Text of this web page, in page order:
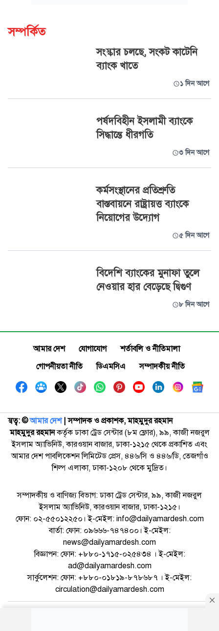
সম্পর্কিত
সংস্কার চলছে, সংকট কাটেনি
ব্যাংক খাতে
১ দিন আগে
পর্ষদবিহীন ইসলামী ব্যাংকে
সিদ্ধান্তে ধীরগতি
৩ দিন আগে
কর্মসংস্থানের প্রতিশ্রুতি
বাস্তবায়নে রাষ্ট্রায়ত্ত ব্যাংকে
নিয়োগের উদ্যোগ
৫ দিন আগে
বিদেশি ব্যাংকের মুনাফা তুলে
নেওয়ার হার বেড়েছে দ্বিগুণ
৮ দিন আগে
আমার দেশ যোগাযোগ
শর্তাবলি ও নীতিমালা
গোপনীয়তা নীতি
ডিএমসিএ সম্পাদকীয় নীতি
স্বত্ব: ©️আমার দেশ| সম্পাদক ও প্রকাশক, মাহমুদুর রহমান
মাহমুদুর রহমানকর্তৃক ঢাকা ট্রেড সেন্টার (৮ম ফ্লোর), ৯৯, কাজী নজরুল
ইসলাম অ্যাভিনিউ, কারওয়ান বাজার, ঢাকা-১২১৫ থেকে প্রকাশিত এবং
আমার দেশ পাবলিকেশন লিমিটেড প্রেস, ৪৪৬/সি ও ৪৪৬/ডি, তেজগাঁও
শিল্প এলাকা, ঢাকা-১২০৮ থেকে মুদ্রিত।
সম্পাদকীয় ও বাণিজ্য বিভাগ: ঢাকা ট্রেড সেন্টার, ৯৯, কাজী নজরুল
ইসলাম অ্যাভিনিউ, কারওয়ান বাজার, ঢাকা-১২১৫।
ফোন: ০২-৫৫০১২২৫০। ই-মেইল: info@dailyamardesh.com
বার্তা: ফোন: ০৯৬৬৬-৭৪৭৪০০। ই-মেইল:
news@dailyamardesh.com
বিজ্ঞাপন: ফোন: +৮৮০-১৭১৫-০২৫৪৩৪ । ই-মেইল:
ad@dailyamardesh.com
সার্কুলেশন: ফোন: +৮৮০-০১৮১৯-৮৭৮৬৮৭ । ই-মেইল:
circulation@dailyamardesh.com